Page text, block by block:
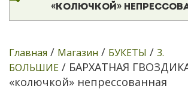
«КОЛЮЧКОЙ»
Главная / Магазин / БУКЕТЫ / 3.
БОЛЬШИЕ / БАРХАТНАЯ ГВОЗДИКА
«колючкой» непрессованная